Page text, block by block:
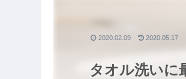
タオル洗いに
2020.02.09 2020.05.17